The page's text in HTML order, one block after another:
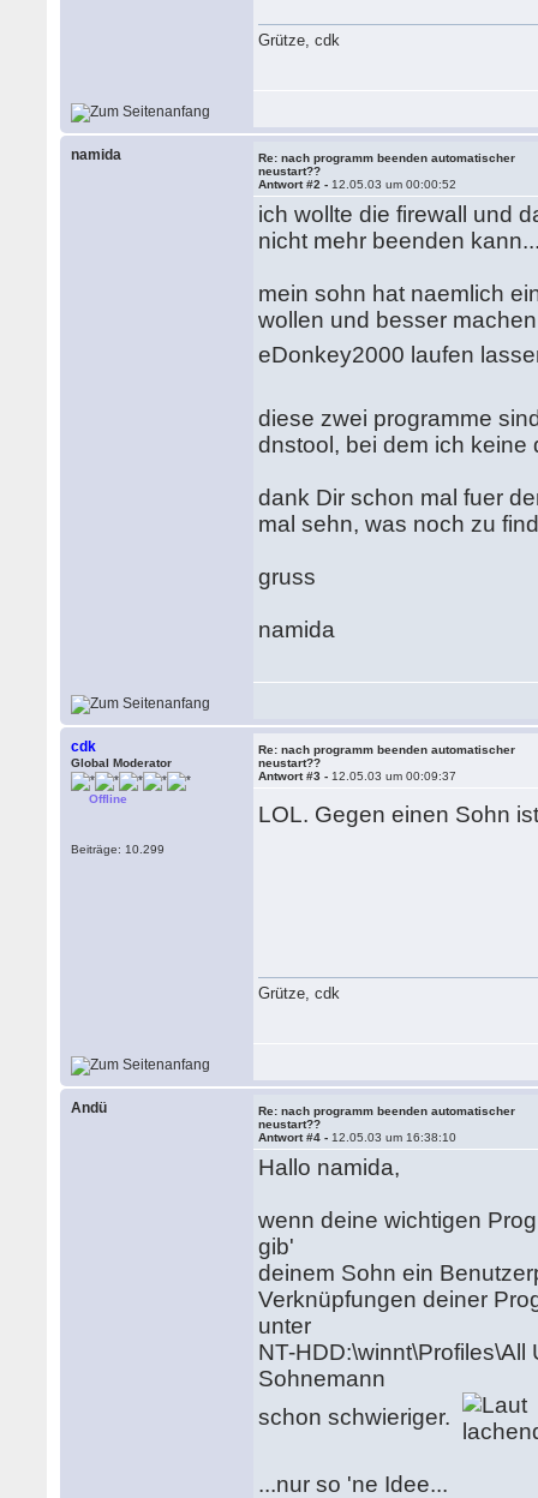
Grütze, cdk
namida
Re: nach programm beenden automatischer
neustart??
Antwort #2 - 12.05.03 um 00:00:52
ich wollte die firewall und
nicht mehr beenden
mein sohn hat naemlich
wollen und besser
eDonkey2000 laufen
diese zwei programme
dnstool, bei dem ich
dank Dir schon mal fuer
mal sehn, was noch zu
gruss
namida
cdk
Global Moderator
Offline
Beiträge: 10.299
Re: nach programm beenden automatischer
neustart??
Antwort #3 - 12.05.03 um 00:09:37
LOL. Gegen einen Sohn
Grütze, cdk
Andü
Re: nach programm beenden automatischer
neustart??
Antwort #4 - 12.05.03 um 16:38:10
Hallo namida,
wenn deine wichtigen
gib'
deinem Sohn ein
Verknüpfungen deiner
unter
NT-
Sohnemann
schon schwieriger.
...nur so 'ne Idee...